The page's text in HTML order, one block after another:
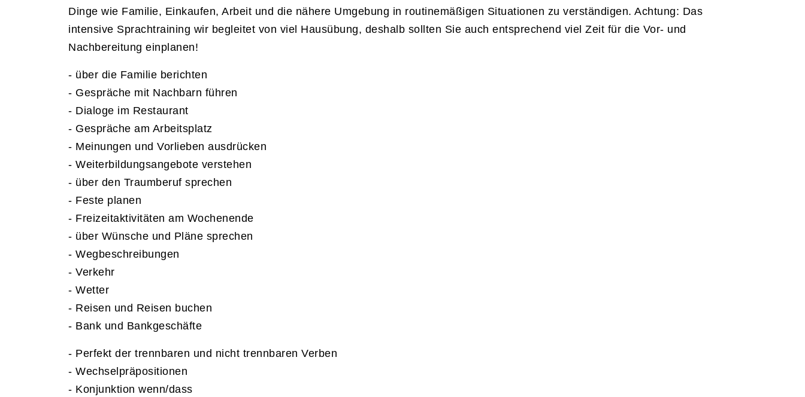
Dinge wie Familie, Einkaufen, Arbeit und die nähere Umgebung in routinemäßigen Situationen zu verständigen. Achtung: Das
intensive Sprachtraining wir begleitet von viel Hausübung, deshalb sollten Sie auch entsprechend viel Zeit für die Vor- und
Nachbereitung einplanen!
- über die Familie berichten
- Gespräche mit Nachbarn führen
- Dialoge im Restaurant
- Gespräche am Arbeitsplatz
- Meinungen und Vorlieben ausdrücken
- Weiterbildungsangebote verstehen
- über den Traumberuf sprechen
- Feste planen
- Freizeitaktivitäten am Wochenende
- über Wünsche und Pläne sprechen
- Wegbeschreibungen
- Verkehr
- Wetter
- Reisen und Reisen buchen
- Bank und Bankgeschäfte
- Perfekt der trennbaren und nicht trennbaren Verben
- Wechselpräpositionen
- Konjunktion wenn/dass